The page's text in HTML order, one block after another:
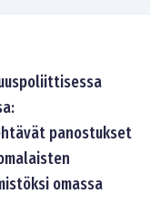
panostukset
omassa